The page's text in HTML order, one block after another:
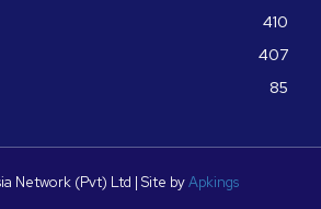
410
407
85
Network (Pvt) Ltd | Site byApkings